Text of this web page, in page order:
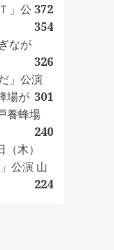
372
」公
354
なが
326
」公演
301
場が
養蜂場
240
木）
公演 山
224